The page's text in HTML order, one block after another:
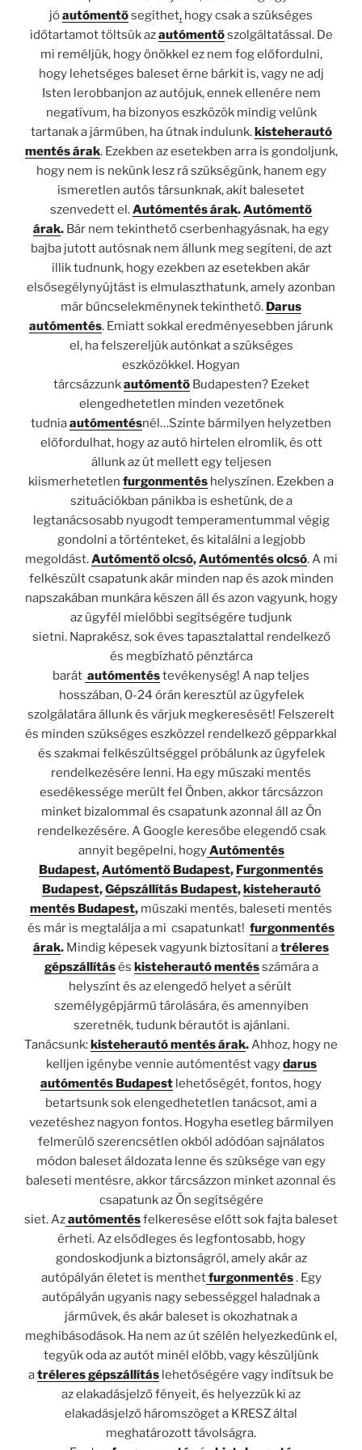
jóautómentősegíthet, hogy csak a szükséges
időtartamot töltsük azautómentőszolgáltatással. De
mi reméljük, hogy önökkel ez nem fog előfordulni,
hogy lehetséges baleset érne bárkit is, vagy ne adj
Isten lerobbanjon az autójuk, ennek ellenére nem
negatívum, ha bizonyos eszközök mindig velünk
tartanak a járműben, ha útnak indulunk.kisteherautó
mentés árak. Ezekben az esetekben arra is gondoljunk,
hogy nem is nekünk lesz rá szükségünk, hanem egy
ismeretlen autós társunknak, akit balesetet
szenvedett el.Autómentés árak.Autómentő
árak. Bár nem tekinthető cserbenhagyásnak, ha egy
bajba jutott autósnak nem állunk meg segíteni, de azt
illik tudnunk, hogy ezekben az esetekben akár
elsősegélynyújtást is elmulaszthatunk, amely azonban
már bűncselekménynek tekinthető. Darus
autómentés. Emiatt sokkal eredményesebben járunk
el, ha felszereljük autónkat a szükséges
eszközökkel. Hogyan
tárcsázzunkautómentő Budapesten? Ezeket
elengedhetetlen minden vezetőnek
tudniaautómentésnél…Szinte bármilyen helyzetben
előfordulhat, hogy az autó hirtelen elromlik, és ott
állunk az út mellett egy teljesen
kiismerhetetlen furgonmentés helyszínen. Ezekben a
szituációkban pánikba is eshetünk, de a
legtanácsosabb nyugodt temperamentummal végig
gondolni a történteket, és kitalálni a legjobb
megoldást.Autómentő olcsó,Autómentés olcsó. A mi
felkészült csapatunk akár minden nap és azok minden
napszakában munkára készen áll és azon vagyunk, hogy
az ügyfél mielőbbi segítségére tudjunk
sietni. Naprakész, sok éves tapasztalattal rendelkező
és megbízható pénztárca
barát autómentéstevékenység! A nap teljes
hosszában, 0-24 órán keresztül az ügyfelek
szolgálatára állunk és várjuk megkeresését! Felszerelt
és minden szükséges eszközzel rendelkező gépparkkal
és szakmai felkészültséggel próbálunk az ügyfelek
rendelkezésére lenni. Ha egy műszaki mentés
esedékessége merült fel Önben, akkor tárcsázzon
minket bizalommal és csapatunk azonnal áll az Ön
rendelkezésére. A Google keresőbe elegendő csak
annyit begépelni, hogyAutómentés
Budapest,Autómentő Budapest, Furgonmentés
Budapest,Gépszállítás Budapest,kisteherautó
mentés Budapest, műszaki mentés, baleseti mentés
és már is megtalálja a mi csapatunkat! furgonmentés
árak. Mindig képesek vagyunk biztosítani atréleres
gépszállításés kisteherautó mentésszámára a
helyszínt és az elengedő helyet a sérült
személygépjármű tárolására, és amennyiben
szeretnék, tudunk bérautót is ajánlani.
Tanácsunk:kisteherautó mentés árak.Ahhoz, hogy ne
kelljen igénybe vennie autómentést vagydarus
autómentés Budapest lehetőségét, fontos, hogy
betartsunk sok elengedhetetlen tanácsot, ami a
vezetéshez nagyon fontos. Hogyha esetleg bármilyen
felmerülő szerencsétlen okból adódóan sajnálatos
módon baleset áldozata lenne és szüksége van egy
baleseti mentésre, akkor tárcsázzon minket azonnal és
csapatunk az Ön segítségére
siet. Azautómentésfelkeresése előtt sok fajta baleset
érheti. Az elsődleges és legfontosabb, hogy
gondoskodjunk a biztonságról, amely akár az
autópályán életet is menthetfurgonmentés. Egy
autópályán ugyanis nagy sebességgel haladnak a
járművek, és akár baleset is okozhatnak a
meghibásodások. Ha nem az út szélén helyezkedünk el,
tegyük oda az autót minél előbb, vagy készüljünk
atréleres gépszállítás lehetőségére vagy indítsuk be
az elakadásjelző fényeit, és helyezzük ki az
elakadásjelző háromszöget a KRESZ által
meghatározott távolságra.